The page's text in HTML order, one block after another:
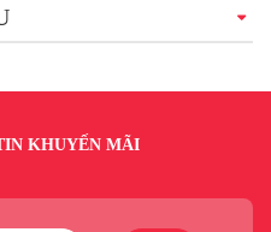
KHUYẾN MÃI